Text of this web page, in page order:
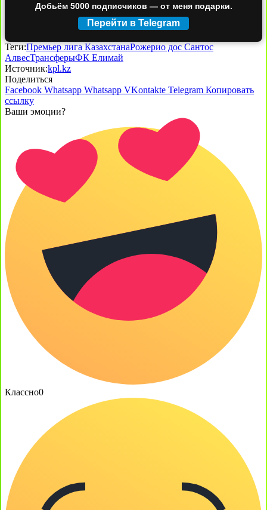
Добьём 5000 подписчиков — от меня подарки.
Перейти в Telegram
Теги:Премьер лига КазахстанаРожерио дос Сантос
АлвесТрансферыФК Елимай
Источник:kpl.kz
Поделиться
Facebook Whatsapp Whatsapp VKontakte Telegram Копировать
ссылку
Ваши эмоции?
Классно0